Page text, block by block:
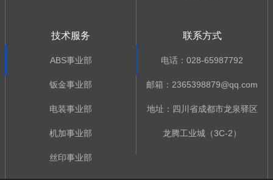
技术服务
ABS事业部
钣金事业部
电装事业部
机加事业部
丝印事业部
联系方式
电话：028-65987792
邮箱：2365398879@qq.com
地址：四川省成都市龙泉驿区
龙腾工业城（3C-2）